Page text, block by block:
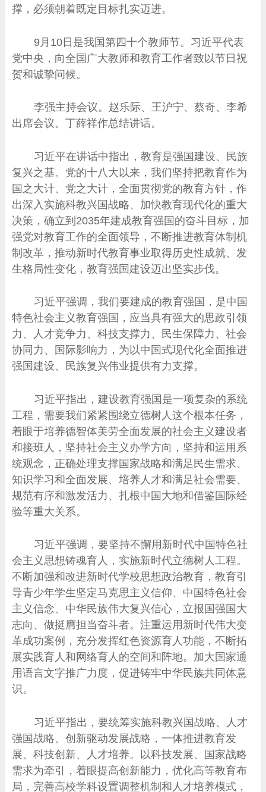
撑，必须朝着既定目标扎实迈进。
9月10日是我国第四十个教师节。习近平代表
党中央，向全国广大教师和教育工作者致以节日祝
贺和诚挚问候。
李强主持会议。赵乐际、王沪宁、蔡奇、李希
出席会议。丁薛祥作总结讲话。
习近平在讲话中指出，教育是强国建设、民族
复兴之基。党的十八大以来，我们坚持把教育作为
国之大计、党之大计，全面贯彻党的教育方针，作
出深入实施科教兴国战略、加快教育现代化的重大
决策，确立到2035年建成教育强国的奋斗目标，加
强党对教育工作的全面领导，不断推进教育体制机
制改革，推动新时代教育事业取得历史性成就、发
生格局性变化，教育强国建设迈出坚实步伐。
习近平强调，我们要建成的教育强国，是中国
特色社会主义教育强国，应当具有强大的思政引领
力、人才竞争力、科技支撑力、民生保障力、社会
协同力、国际影响力，为以中国式现代化全面推进
强国建设、民族复兴伟业提供有力支撑。
习近平指出，建设教育强国是一项复杂的系统
工程，需要我们紧紧围绕立德树人这个根本任务，
着眼于培养德智体美劳全面发展的社会主义建设者
和接班人，坚持社会主义办学方向，坚持和运用系
统观念，正确处理支撑国家战略和满足民生需求、
知识学习和全面发展、培养人才和满足社会需要、
规范有序和激发活力、扎根中国大地和借鉴国际经
验等重大关系。
习近平强调，要坚持不懈用新时代中国特色社
会主义思想铸魂育人，实施新时代立德树人工程。
不断加强和改进新时代学校思想政治教育，教育引
导青少年学生坚定马克思主义信仰、中国特色社会
主义信念、中华民族伟大复兴信心，立报国强国大
志向、做挺膺担当奋斗者。注重运用新时代伟大变
革成功案例，充分发挥红色资源育人功能，不断拓
展实践育人和网络育人的空间和阵地。加大国家通
用语言文字推广力度，促进铸牢中华民族共同体意
识。
习近平指出，要统筹实施科教兴国战略、人才
强国战略、创新驱动发展战略，一体推进教育发
展、科技创新、人才培养。以科技发展、国家战略
需求为牵引，着眼提高创新能力，优化高等教育布
局，完善高校学科设置调整机制和人才培养模式，